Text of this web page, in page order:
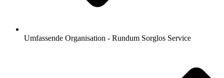
Umfassende Organisation - Rundum Sorglos Service